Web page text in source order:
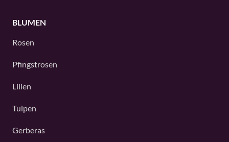
BLUMEN
Rosen
Pfingstrosen
Lilien
Tulpen
Gerberas